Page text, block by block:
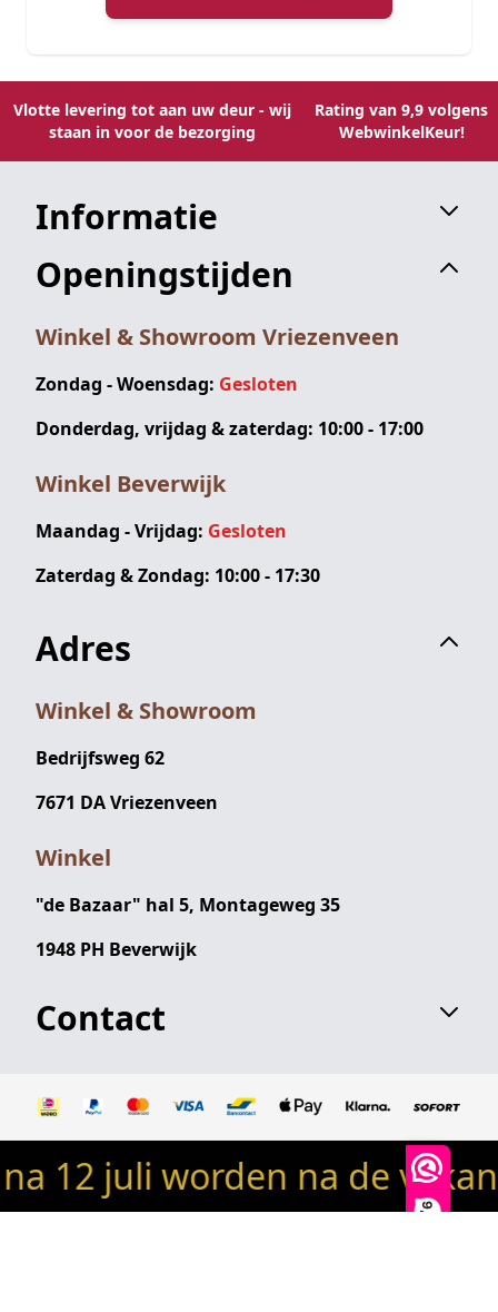
9,9
Vlotte levering tot aan uw deur - wij
staan in voor de bezorging
Rating van 9,9 volgens
WebwinkelKeur!
Informatie
Openingstijden
Winkel & Showroom Vriezenveen
Zondag - Woensdag: Gesloten
Donderdag, vrijdag & zaterdag: 10:00 - 17:00
Winkel Beverwijk
Maandag - Vrijdag: Gesloten
Zaterdag & Zondag: 10:00 - 17:30
Adres
Winkel & Showroom
Bedrijfsweg 62
7671 DA Vriezenveen
Winkel
"de Bazaar" hal 5, Montageweg 35
1948 PH Beverwijk
Contact
© 2024 Robin's woondeco / robinswoondeco.nl - Alle
rechten voorbehouden
worden na de